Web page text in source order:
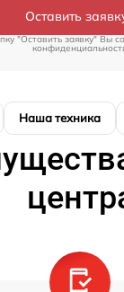
Оставить
"Оставить заявку" Вы
Наша техника